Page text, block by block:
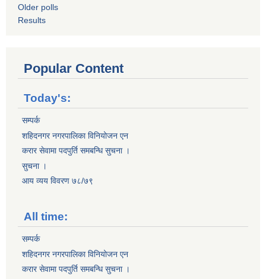
Older polls
Results
Popular Content
Today's:
सम्पर्क
शहिदनगर नगरपालिका विनियोजन एन
करार सेवामा पदपुर्ति समबन्धि सुचना ।
सुचना ।
आय व्यय विवरण ७८/७९
All time:
सम्पर्क
शहिदनगर नगरपालिका विनियोजन एन
करार सेवामा पदपुर्ति समबन्धि सुचना ।